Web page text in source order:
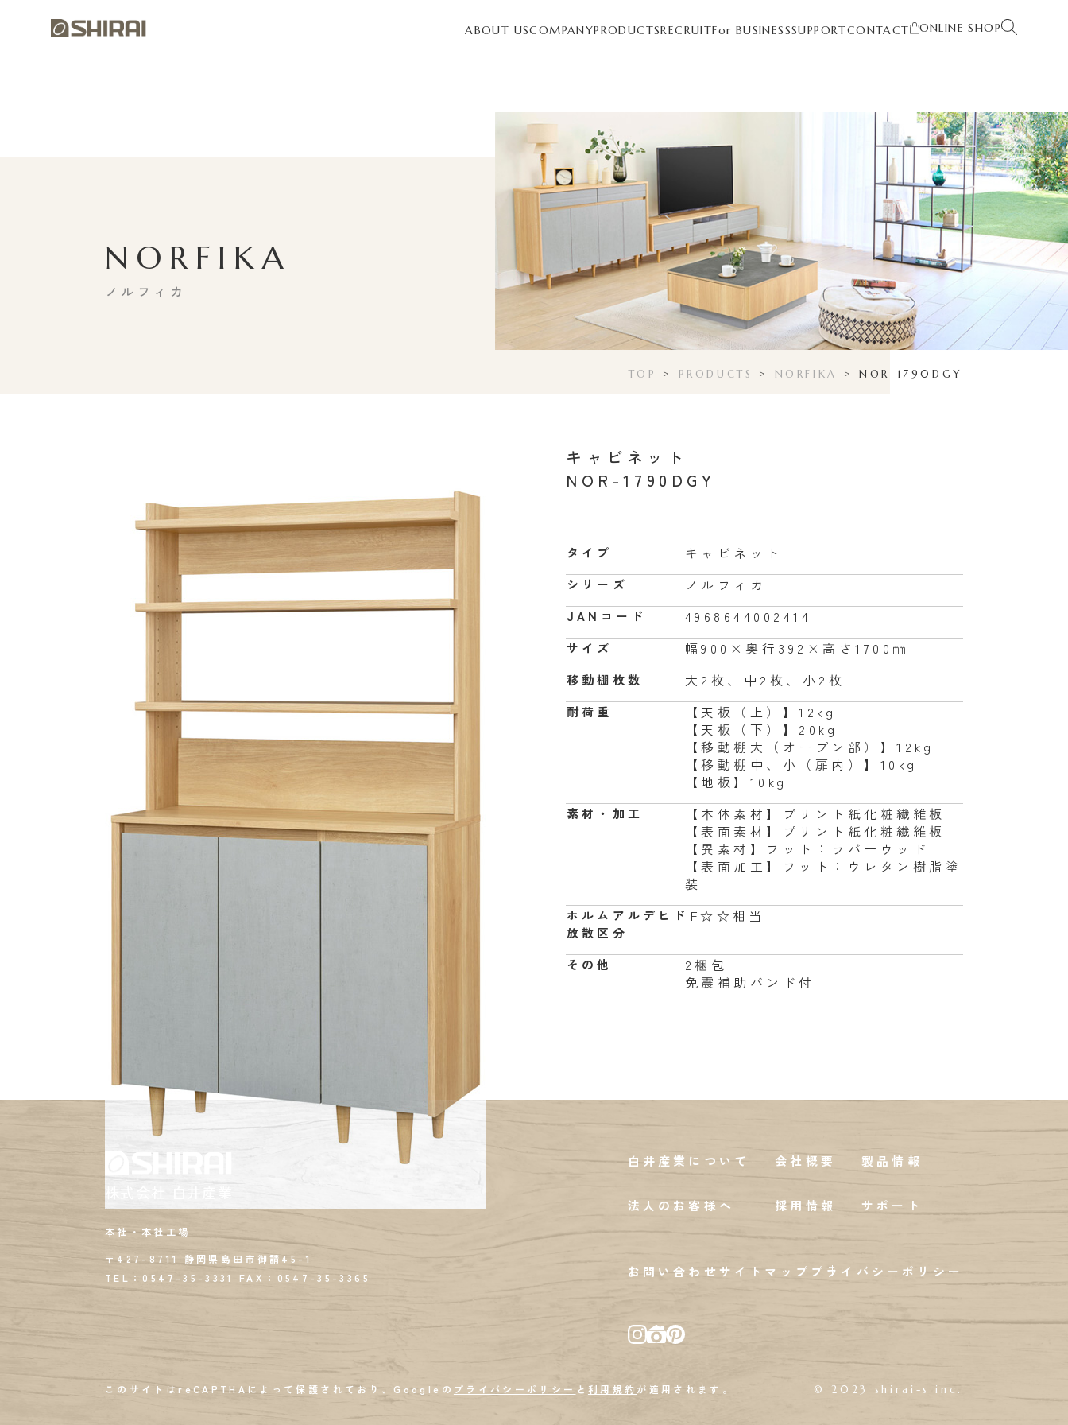
ABOUT USCOMPANYPRODUCTSRECRUITFor BUSINESSSUPPORTCONTACT ONLINE SHOP
TOP > PRODUCTS > NORFIKA > NOR-1790DGY
NORFIKA
ノルフィカ
キャビネット
NOR-1790DGY
タイプ キャビネット
シリーズ ノルフィカ
JANコード 4968644002414
サイズ 幅900×奥行392×高さ1700㎜
移動棚枚数 大2枚、中2枚、小2枚
耐荷重
【天板（上）】12kg
【天板（下）】20kg
【移動棚大（オープン部）】12kg
【移動棚中、小（扉内）】10kg
【地板】10kg
素材・加工
【本体素材】プリント紙化粧繊維板
【表面素材】プリント紙化粧繊維板
【異素材】フット：ラバーウッド
【表面加工】フット：ウレタン樹脂塗
装
ホルムアルデヒド
放散区分
F☆☆相当
その他
2梱包
免震補助バンド付
本社・本社工場
〒427-8711 静岡県島田市御請45-1
TEL：0547-35-3331
FAX： 0547-35-3365
白井産業について
法人のお客様へ
会社概要
採用情報
製品情報
サポート
お問い合わせサイトマップ プライバシーポリシー
このサイトはreCAPTHAによって保護されており、Googleの プライバシーポリシー と 利用規約 が適用されます。 © 2023 shirai-s inc.